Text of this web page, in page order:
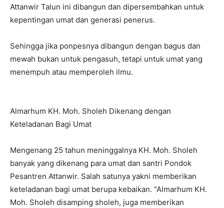
Attanwir Talun ini dibangun dan dipersembahkan untuk
kepentingan umat dan generasi penerus.
Sehingga jika ponpesnya dibangun dengan bagus dan
mewah bukan untuk pengasuh, tetapi untuk umat yang
menempuh atau memperoleh ilmu.
Almarhum KH. Moh. Sholeh Dikenang dengan
Keteladanan Bagi Umat
Mengenang 25 tahun meninggalnya KH. Moh. Sholeh
banyak yang dikenang para umat dan santri Pondok
Pesantren Attanwir. Salah satunya yakni memberikan
keteladanan bagi umat berupa kebaikan. “Almarhum KH.
Moh. Sholeh disamping sholeh, juga memberikan